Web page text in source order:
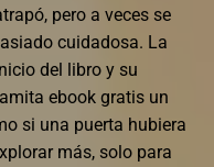
pero a veces se
cuidadosa. La
del libro y su
ebook gratis un
si una puerta hubiera
más, solo para